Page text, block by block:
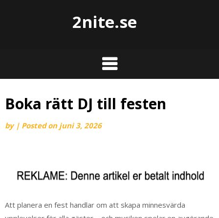
2nite.se
Boka rätt DJ till festen
by | Posted on juni 3, 2026
Att planera en fest handlar om att skapa minnesvärda